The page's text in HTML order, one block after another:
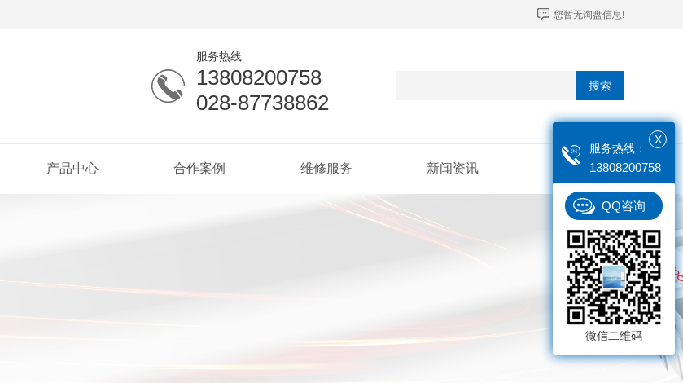
您暂无询盘信息!
服务热线
13808200758
028-87738862
搜索
产品中心 合作案例 维修服务 新闻资讯 联系我们
X
服务热线：
13808200758
QQ咨询
微信二维码